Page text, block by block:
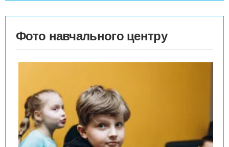
Фото навчального центру